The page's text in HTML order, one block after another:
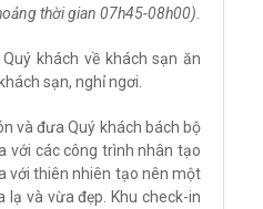
thời gian 07h45-08h00).
khách về khách sạn ăn
sạn, nghỉ ngơi.
và đưa Quý khách bách bộ
với các công trình nhân tạo
với thiên nhiên tạo nên một
lạ và vừa đẹp. Khu check-in